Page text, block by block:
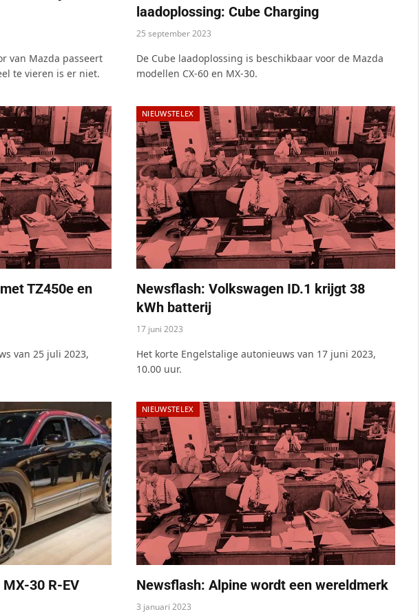
van Mazda passeert
te vieren is er niet.
laadoplossing: Cube Charging
25 september 2023
De Cube laadoplossing is beschikbaar voor de Mazda
modellen CX-60 en MX-30.
TZ450e en
van 25 juli 2023,
NIEUWSTELEX
Newsflash: Volkswagen ID.1 krijgt 38
kWh batterij
17 juni 2023
Het korte Engelstalige autonieuws van 17 juni 2023,
10.00 uur.
30 R-EV
NIEUWSTELEX
Newsflash: Alpine wordt een wereldmerk
3 januari 2023